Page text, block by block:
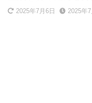
2025年7月6日 2025年7